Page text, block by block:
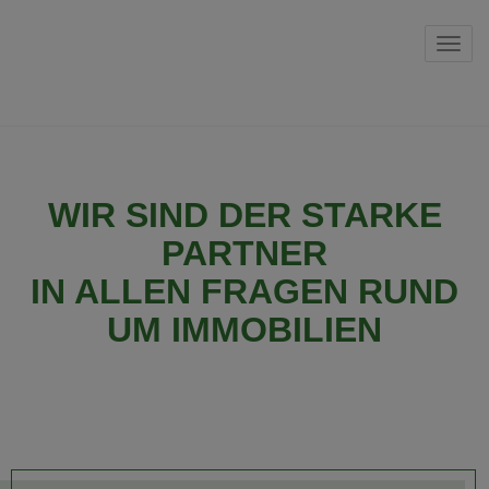
WIR SIND DER STARKE
PARTNER
IN ALLEN FRAGEN RUND
UM IMMOBILIEN